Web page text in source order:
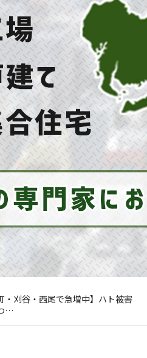
版！ご自宅をハトから守って平和
！
、そのまま放置していませんか？
…
・刈谷・西尾で急増中】ハト被害
…